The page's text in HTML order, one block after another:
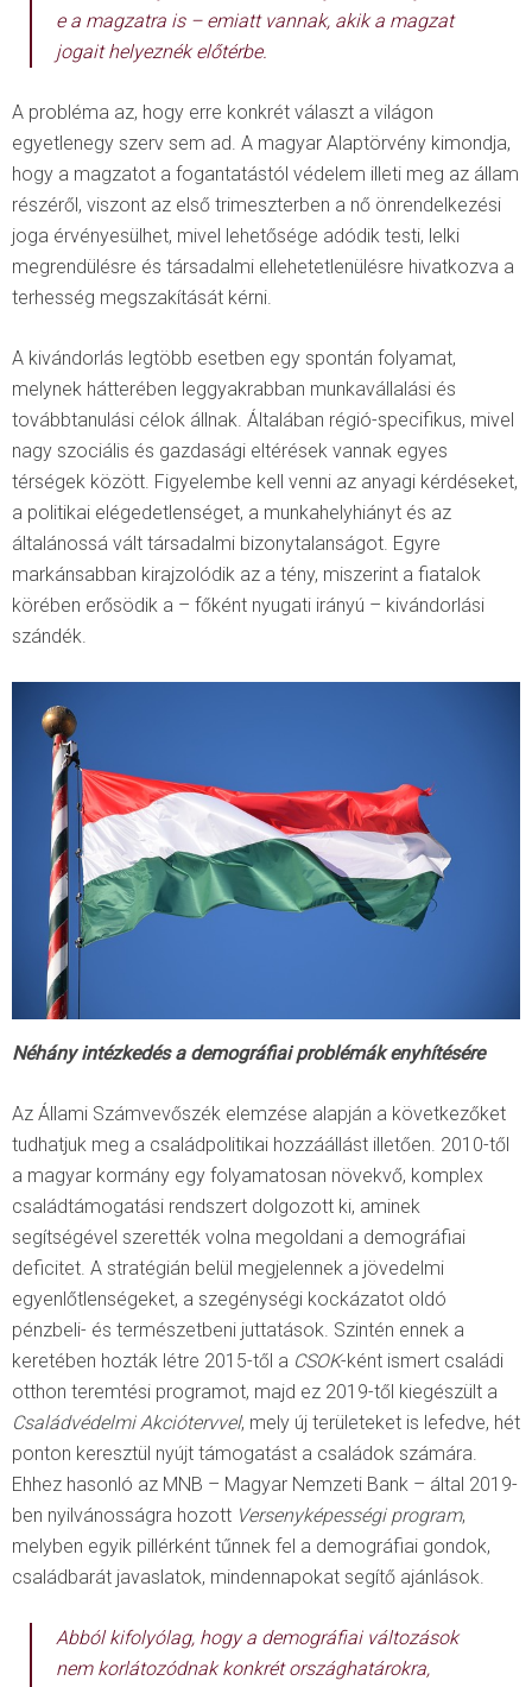
e a magzatra is – emiatt vannak, akik a magzat
jogait helyeznék előtérbe.
A probléma az, hogy erre konkrét választ a világon
egyetlenegy szerv sem ad. A magyar Alaptörvény kimondja,
hogy a magzatot a fogantatástól védelem illeti meg az állam
részéről, viszont az első trimeszterben a nő önrendelkezési
joga érvényesülhet, mivel lehetősége adódik testi, lelki
megrendülésre és társadalmi ellehetetlenülésre hivatkozva a
terhesség megszakítását kérni.
A kivándorlás legtöbb esetben egy spontán folyamat,
melynek hátterében leggyakrabban munkavállalási és
továbbtanulási célok állnak. Általában régió-specifikus, mivel
nagy szociális és gazdasági eltérések vannak egyes
térségek között. Figyelembe kell venni az anyagi kérdéseket,
a politikai elégedetlenséget, a munkahelyhiányt és az
általánossá vált társadalmi bizonytalanságot. Egyre
markánsabban kirajzolódik az a tény, miszerint a fiatalok
körében erősödik a – főként nyugati irányú – kivándorlási
szándék.
Néhány intézkedés a demográfiai problémák enyhítésére
Az Állami Számvevőszék elemzése alapján a következőket
tudhatjuk meg a családpolitikai hozzáállást illetően. 2010-től
a magyar kormány egy folyamatosan növekvő, komplex
családtámogatási rendszert dolgozott ki, aminek
segítségével szerették volna megoldani a demográfiai
deficitet. A stratégián belül megjelennek a jövedelmi
egyenlőtlenségeket, a szegénységi kockázatot oldó
pénzbeli- és természetbeni juttatások. Szintén ennek a
keretében hozták létre 2015-től a CSOK-ként ismert családi
otthon teremtési programot, majd ez 2019-től kiegészült a
Családvédelmi Akciótervvel, mely új területeket is lefedve, hét
ponton keresztül nyújt támogatást a családok számára.
Ehhez hasonló az MNB – Magyar Nemzeti Bank – által 2019-
ben nyilvánosságra hozott Versenyképességi program,
melyben egyik pillérként tűnnek fel a demográfiai gondok,
családbarát javaslatok, mindennapokat segítő ajánlások.
Abból kifolyólag, hogy a demográfiai változások
nem korlátozódnak konkrét országhatárokra,